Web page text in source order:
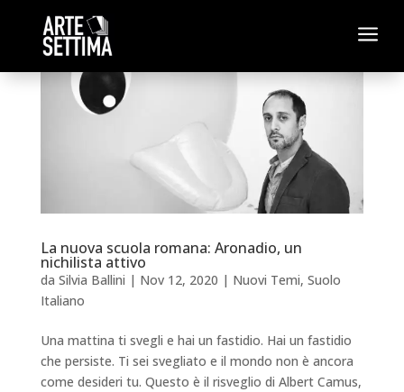
a
La nuova scuola romana: Aronadio, un
nichilista attivo
da Silvia Ballini | Nov 12, 2020 | Nuovi Temi, Suolo
Italiano
Una mattina ti svegli e hai un fastidio. Hai un fastidio
che persiste. Ti sei svegliato e il mondo non è ancora
come desideri tu. Questo è il risveglio di Albert Camus,